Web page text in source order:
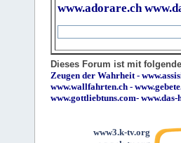
www.adorare.ch
Dieses Forum ist mit
Zeugen der Wahrheit -
www.wallfahrten.ch -
www.gottliebtuns.com-
www3.k-tv.org